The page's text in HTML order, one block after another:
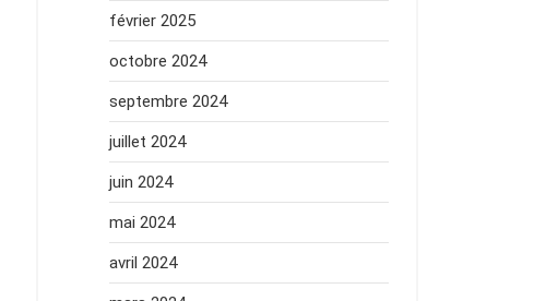
février 2025
octobre 2024
septembre 2024
juillet 2024
juin 2024
mai 2024
avril 2024